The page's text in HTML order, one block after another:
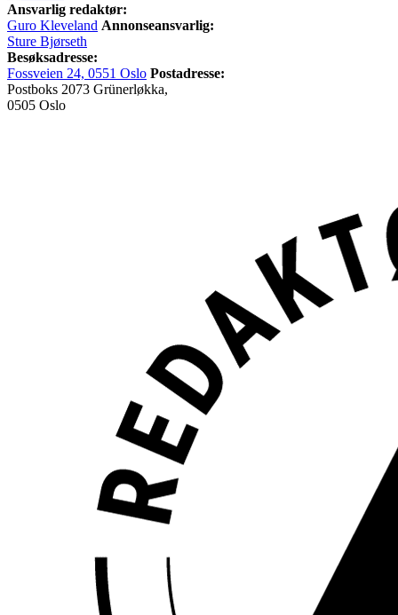
Ansvarlig redaktør:
Guro Kleveland Annonseansvarlig:
Sture Bjørseth
Besøksadresse:
Fossveien 24, 0551 Oslo Postadresse:
Postboks 2073 Grünerløkka,
0505 Oslo